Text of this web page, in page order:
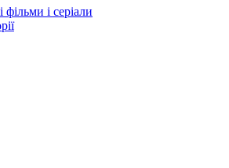
фільми і серіали